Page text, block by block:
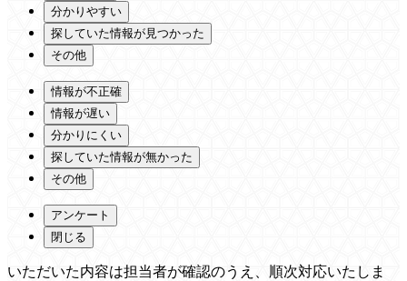
分かりやすい
探していた情報が見つかった
その他
情報が不正確
情報が遅い
分かりにくい
探していた情報が無かった
その他
アンケート
閉じる
いただいた内容は担当者が確認のうえ、順次対応いたしま